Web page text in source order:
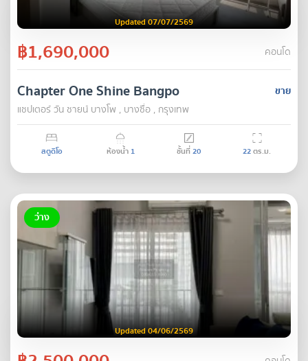
Updated 07/07/2569
฿1,690,000 คอนโด
ขาย
Chapter One Shine Bangpo
แชปเตอร์ วัน ชายน์ บางโพ , บางซื่อ , กรุงเทพ
สตูดิโอ ห้องน้ำ 1 ชั้นที่20 22ตร.ม.
ว่าง
Updated 04/06/2569